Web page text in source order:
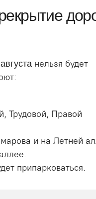
нельзя будет
Трудовой, Правой
и на Летней
припарковаться.